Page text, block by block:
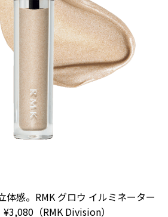
体感。RMK グロウ イルミネーター
（RMK Division）